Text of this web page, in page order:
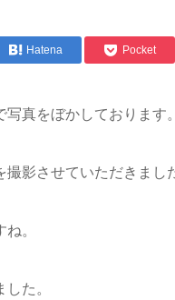
Hatena Pocket
真をぼかしております。
影させていただきまし
。
た。